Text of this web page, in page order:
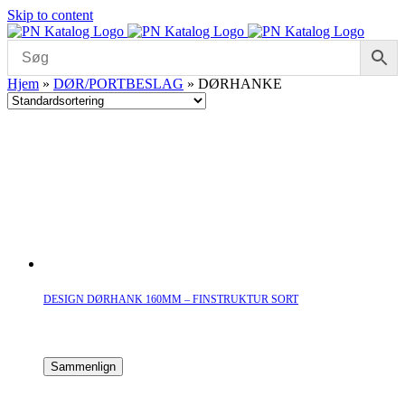
Skip to content
Hjem » DØR/PORTBESLAG » DØRHANKE
DESIGN DØRHANK 160MM – FINSTRUKTUR SORT
Sammenlign